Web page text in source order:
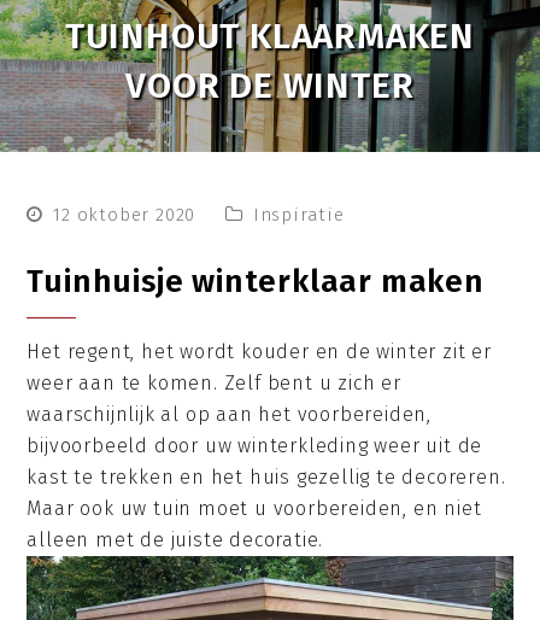
TUINHOUT KLAARMAKEN
VOOR DE WINTER
12 oktober 2020 Inspiratie
Tuinhuisje winterklaar maken
Het regent, het wordt kouder en de winter zit er
weer aan te komen. Zelf bent u zich er
waarschijnlijk al op aan het voorbereiden,
bijvoorbeeld door uw winterkleding weer uit de
kast te trekken en het huis gezellig te decoreren.
Maar ook uw tuin moet u voorbereiden, en niet
alleen met de juiste decoratie.